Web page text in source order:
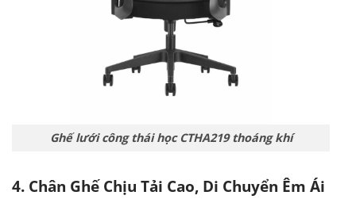
Ghế lưới công thái học CTHA219 thoáng khí
4. Chân Ghế Chịu Tải Cao, Di Chuyển Êm Ái